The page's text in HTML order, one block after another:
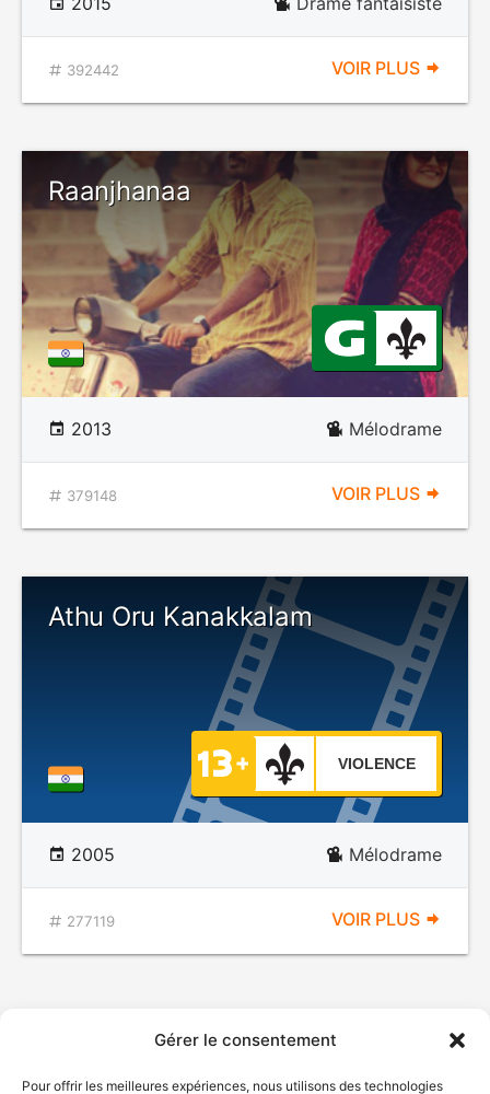
Gérer le consentement
Pour offrir les meilleures expériences, nous utilisons des technologies
392442 VOIR PLUS
Raanjhanaa
2013 Mélodrame
379148 VOIR PLUS
Athu Oru Kanakkalam
VIOLENCE
2005 Mélodrame
277119 VOIR PLUS